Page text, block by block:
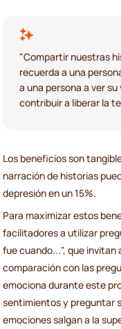
"Compartir nuestras
recuerda a una
a una persona a ver
contribuir a liberar la
Los beneficios son
narración de historias
depresión en un 15%.
Para maximizar estos
facilitadores a utilizar
fue cuando...", que invitan
comparación con las
emociona durante este
sentimientos y preguntar
emociones salgan a la